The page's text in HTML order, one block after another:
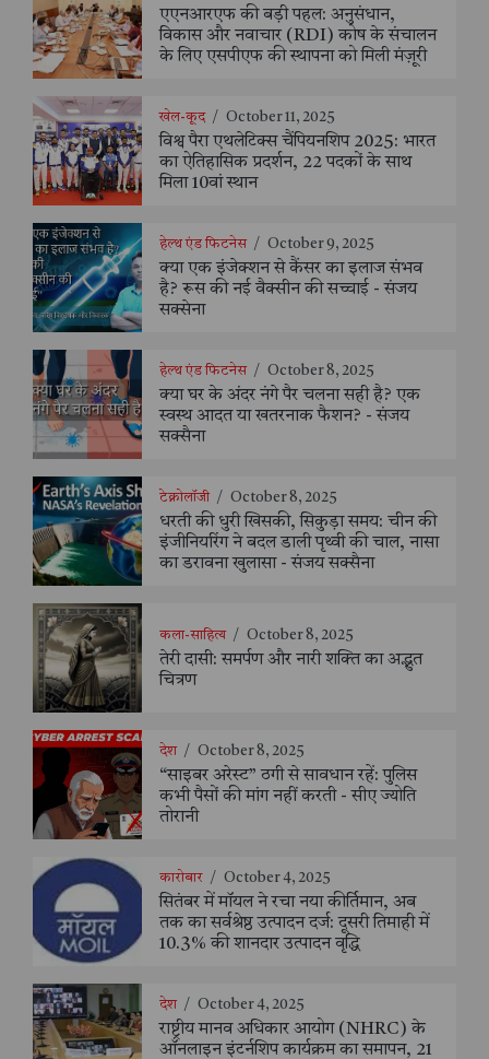
एएनआरएफ की बड़ी पहल: अनुसंधान,
विकास और नवाचार (RDI) कोष के संचालन
के लिए एसपीएफ की स्थापना को मिली मंज़ूरी
खेल-कूद / October 11, 2025
विश्व पैरा एथलेटिक्स चैंपियनशिप 2025: भारत
का ऐतिहासिक प्रदर्शन, 22 पदकों के साथ
मिला 10वां स्थान
हेल्थ एंड फिटनेस / October 9, 2025
क्या एक इंजेक्शन से कैंसर का इलाज संभव
है? रूस की नई वैक्सीन की सच्चाई - संजय
सक्सेना
हेल्थ एंड फिटनेस / October 8, 2025
क्या घर के अंदर नंगे पैर चलना सही है? एक
स्वस्थ आदत या खतरनाक फैशन? - संजय
सक्सैना
टेक्नोलॉजी / October 8, 2025
धरती की धुरी खिसकी, सिकुड़ा समय: चीन की
इंजीनियरिंग ने बदल डाली पृथ्वी की चाल, नासा
का डरावना खुलासा - संजय सक्सैना
कला-साहित्य / October 8, 2025
तेरी दासी: समर्पण और नारी शक्ति का अद्भुत
चित्रण
देश / October 8, 2025
“साइबर अरेस्ट” ठगी से सावधान रहें: पुलिस
कभी पैसों की मांग नहीं करती - सीए ज्योति
तोरानी
कारोबार / October 4, 2025
सितंबर में मॉयल ने रचा नया कीर्तिमान, अब
तक का सर्वश्रेष्ठ उत्पादन दर्ज: दूसरी तिमाही में
10.3% की शानदार उत्पादन वृद्धि
देश / October 4, 2025
राष्ट्रीय मानव अधिकार आयोग (NHRC) के
ऑनलाइन इंटर्नशिप कार्यक्रम का समापन, 21